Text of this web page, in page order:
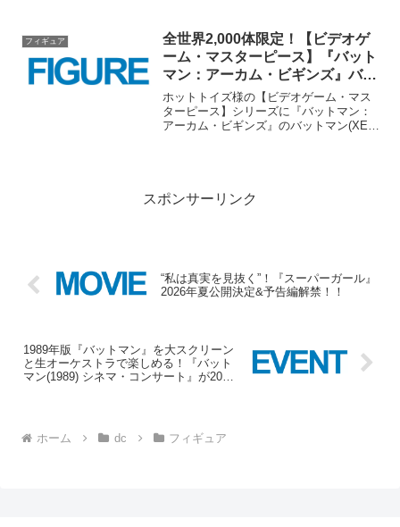
チョイスが秀逸ですね！クリプトもかな
り特徴をとら...
フィギュア
全世界2,000体限定！【ビデオゲ
ーム・マスターピース】『バット
マン：アーカム・ビギンズ』バッ
トマン(XEスーツ ヘルバット版)
が登場！！
ホットトイズ様の【ビデオゲーム・マス
ターピース】シリーズに『バットマン：
アーカム・ビギンズ』のバットマン(XEス
スポンサーリンク
“私は真実を見抜く”！『スーパーガール』
2026年夏公開決定&予告編解禁！！
1989年版『バットマン』を大スクリーン
と生オーケストラで楽しめる！『バット
マン(1989) シネマ・コンサート』が2026
ホーム dc フィギュア